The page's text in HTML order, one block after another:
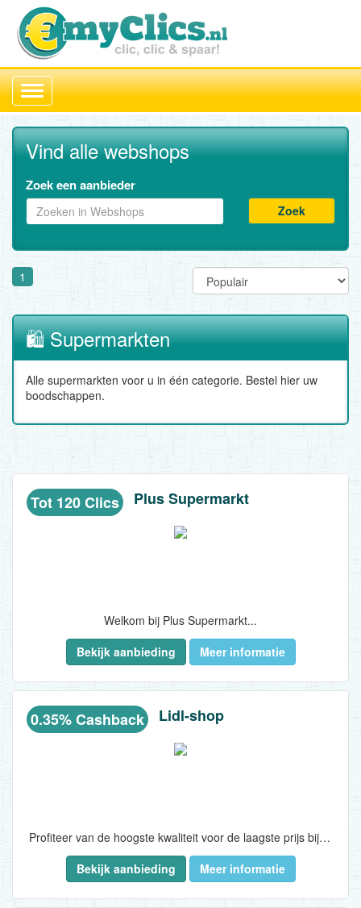
Toggle
navigation
Vind alle webshops
Zoek een aanbieder
Zoek
1
🛍️ Supermarkten
Alle supermarkten voor u in één categorie. Bestel hier uw
boodschappen.
Tot 120 Clics Plus Supermarkt
Welkom bij Plus Supermarkt...
Bekijk aanbieding
Meer informatie
0.35% Cashback Lidl-shop
Profiteer van de hoogste kwaliteit voor de laagste prijs bij Lidl...
Bekijk aanbieding
Meer informatie